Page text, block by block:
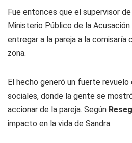
Fue entonces que el supervisor
Ministerio Público de la Acusación
entregar a la pareja a la comisaría
zona.
El hecho generó un fuerte revuelo
sociales, donde la gente se
accionar de la pareja. Según
impacto en la vida de Sandra.